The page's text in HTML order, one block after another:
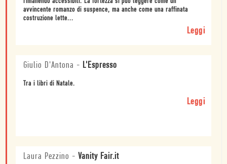
avvincente romanzo di suspence, ma anche come una raffinata
costruzione lette...
Leggi
Giulio D'Antona - L'Espresso
Tra i libri di Natale.
Leggi
Laura Pezzino - Vanity Fair.it